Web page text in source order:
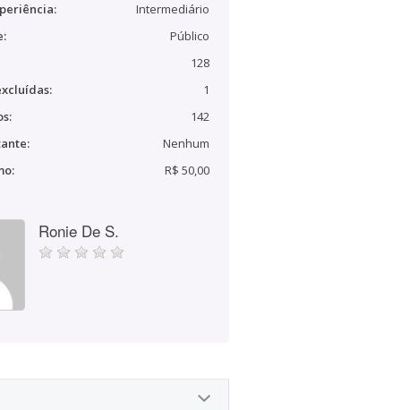
Intermediário
Público
128
1
142
Nenhum
R$ 50,00
Ronie De S.